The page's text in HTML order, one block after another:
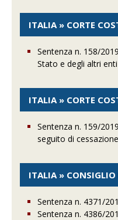
ITALIA » CORTE
Sentenza n. 158/
Stato e degli altri
ITALIA » CORTE
Sentenza n. 159/
seguito di
ITALIA »
Sentenza n. 4371/
Sentenza n. 4386/